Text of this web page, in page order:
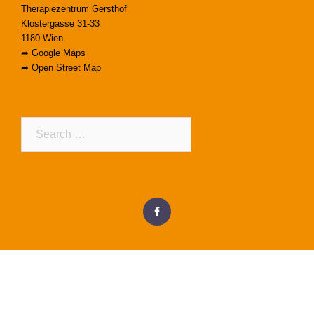
Therapiezentrum Gersthof
Klostergasse 31-33
1180 Wien
➦ Google Maps
➦ Open Street Map
Menüeintrag